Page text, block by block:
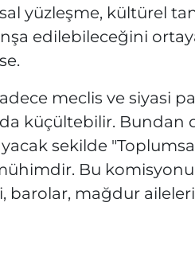
yüzleşme, kültürel
edilebileceğini
meclis ve siyasi
da küçültebilir. Bundan
sekilde
Bu
barolar, mağdur